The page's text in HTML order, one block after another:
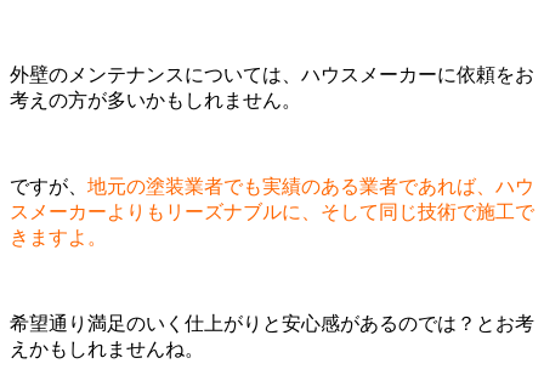
外壁のメンテナンスについては、ハウスメーカーに依頼をお
考えの方が多いかもしれません。
ですが、 地元の塗装業者でも実績のある業者であれば、ハウ
スメーカーよりもリーズナブルに、そして同じ技術で施工で
きますよ。
希望通り満足のいく仕上がりと安心感があるのでは？とお考
えかもしれませんね。